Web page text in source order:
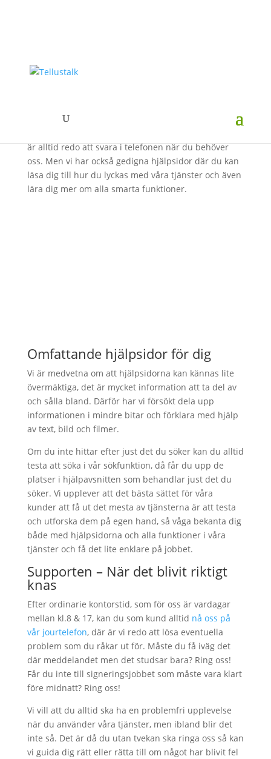
är alltid redo att svara i telefonen när du behöver
oss. Men vi har också gedigna hjälpsidor där du kan
läsa dig till hur du lyckas med våra tjänster och även
lära dig mer om alla smarta funktioner.
Omfattande hjälpsidor för dig
Vi är medvetna om att hjälpsidorna kan kännas lite
övermäktiga, det är mycket information att ta del av
och sålla bland. Därför har vi försökt dela upp
informationen i mindre bitar och förklara med hjälp
av text, bild och filmer.
Om du inte hittar efter just det du söker kan du alltid
testa att söka i vår sökfunktion, då får du upp de
platser i hjälpavsnitten som behandlar just det du
söker. Vi upplever att det bästa sättet för våra
kunder att få ut det mesta av tjänsterna är att testa
och utforska dem på egen hand, så våga bekanta dig
både med hjälpsidorna och alla funktioner i våra
tjänster och få det lite enklare på jobbet.
Supporten – När det blivit riktigt
knas
Efter ordinarie kontorstid, som för oss är vardagar
mellan kl.8 & 17, kan du som kund alltid nå oss på
vår jourtelefon, där är vi redo att lösa eventuella
problem som du råkar ut för. Måste du få iväg det
där meddelandet men det studsar bara? Ring oss!
Får du inte till signeringsjobbet som måste vara klart
före midnatt? Ring oss!
Vi vill att du alltid ska ha en problemfri upplevelse
när du använder våra tjänster, men ibland blir det
inte så. Det är då du utan tvekan ska ringa oss så kan
vi guida dig rätt eller rätta till om något har blivit fel